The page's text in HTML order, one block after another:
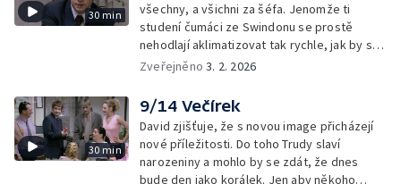
30 min
všechny, a všichni za šéfa. Jenomže ti
studení čumáci ze Swindonu se prostě
nehodlají aklimatizovat tak rychle, jak by si
David přál.
Zveřejněno3. 2. 2026
30 min
9/14 Večírek
David zjišťuje, že s novou image přicházejí
nové příležitosti. Do toho Trudy slaví
narozeniny a mohlo by se zdát, že dnes
bude den jako korálek. Jen aby někoho